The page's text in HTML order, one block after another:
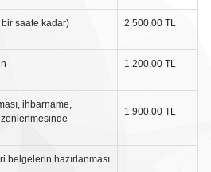
bir saate kadar) 2.500,00 TL
1.200,00 TL
ihbarname,
1.900,00 TL
belgelerin hazırlanması